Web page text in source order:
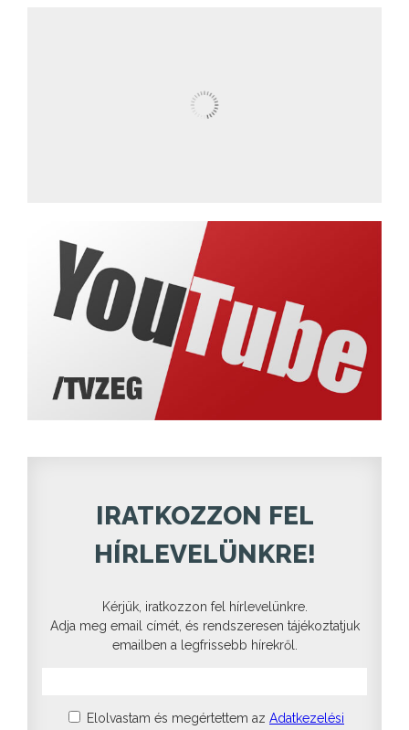
IRATKOZZON FEL
HÍRLEVELÜNKRE!
Kérjük, iratkozzon fel hírlevelünkre.
Adja meg email címét, és rendszeresen tájékoztatjuk
emailben a legfrissebb hírekről.
Elolvastam és megértettem az Adatkezelési